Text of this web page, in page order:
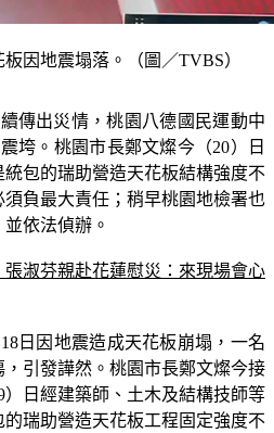
因地震塌落。（圖／TVBS）
傳出災情，桃園八德國民運動中
垮。桃園市長鄭文燦今（20）日
包的瑞助營造天花板結構強度不
負最大責任；稍早桃園地檢署也
依法偵辦。
張淑芬親赴花蓮慰災：來現場會心
日因地震造成天花板崩塌，一名
引發譁然。桃園市長鄭文燦今接
日經建築師、土木及結構技師等
瑞助營造天花板工程固定強度不